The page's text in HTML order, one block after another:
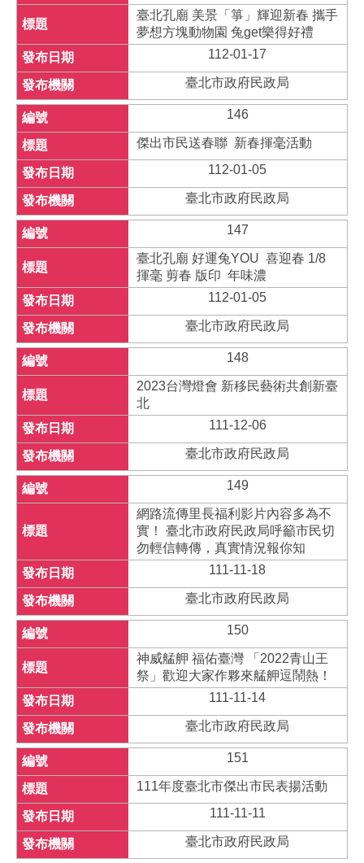
臺北孔廟 美景「箏」輝迎新春 攜手
夢想方塊動物園 兔get樂得好禮
112-01-17
臺北市政府民政局
146
傑出市民送春聯 新春揮毫活動
112-01-05
臺北市政府民政局
147
臺北孔廟 好運兔YOU 喜迎春 1/8
揮毫 剪春 版印 年味濃
112-01-05
臺北市政府民政局
148
2023台灣燈會 新移民藝術共創新臺
北
111-12-06
臺北市政府民政局
149
網路流傳里長福利影片內容多為不
實！ 臺北市政府民政局呼籲市民切
勿輕信轉傳，真實情況報你知
111-11-18
臺北市政府民政局
150
神威艋舺 福佑臺灣 「2022青山王
祭」歡迎大家作夥來艋舺逗鬧熱！
111-11-14
臺北市政府民政局
151
111年度臺北市傑出市民表揚活動
111-11-11
臺北市政府民政局